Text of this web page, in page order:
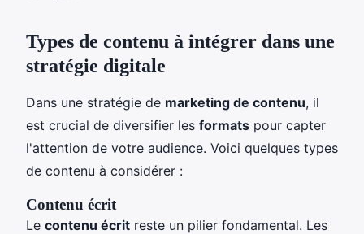
Types de contenu à intégrer dans une
stratégie digitale
Dans une stratégie de marketing de contenu, il
est crucial de diversifier les formats pour capter
l'attention de votre audience. Voici quelques types
de contenu à considérer :
Contenu écrit
Le contenu écrit reste un pilier fondamental. Les